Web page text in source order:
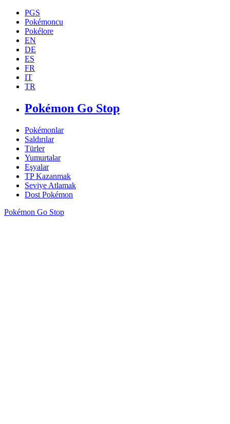
PGS
Pokémoncu
Pokélore
EN
DE
ES
FR
IT
TR
Pokémon Go Stop
Pokémonlar
Saldırılar
Türler
Yumurtalar
Eşyalar
TP Kazanmak
Seviye Atlamak
Dost Pokémon
Pokémon Go Stop